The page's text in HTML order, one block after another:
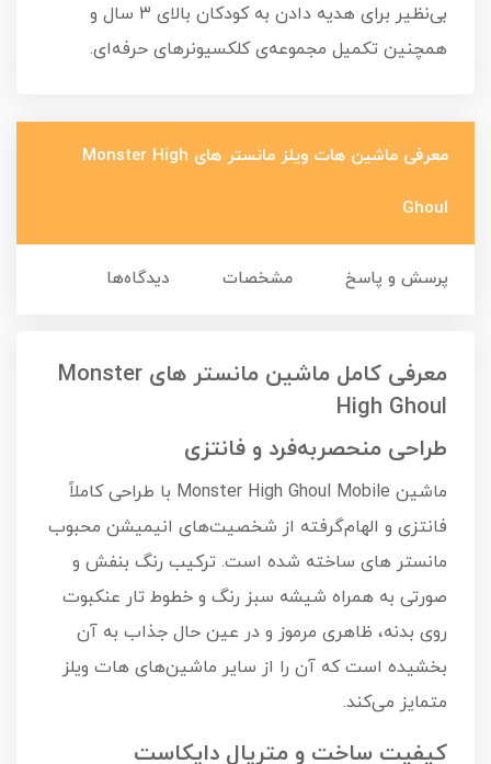
بی‌نظیر برای هدیه دادن به کودکان بالای ۳ سال و
همچنین تکمیل مجموعه‌ی کلکسیونرهای حرفه‌ای.
معرفی ماشین هات ویلز مانستر های Monster High
Ghoul
پرسش و پاسخ مشخصات دیدگاه‌ها
معرفی کامل ماشین مانستر های Monster
High Ghoul
طراحی منحصر‌به‌فرد و فانتزی
ماشین Monster High Ghoul Mobile با طراحی کاملاً
فانتزی و الهام‌گرفته از شخصیت‌های انیمیشن محبوب
مانستر های ساخته شده است. ترکیب رنگ بنفش و
صورتی به همراه شیشه سبز رنگ و خطوط تار عنکبوت
روی بدنه، ظاهری مرموز و در عین حال جذاب به آن
بخشیده است که آن را از سایر ماشین‌های هات ویلز
متمایز می‌کند.
کیفیت ساخت و متریال دایکاست